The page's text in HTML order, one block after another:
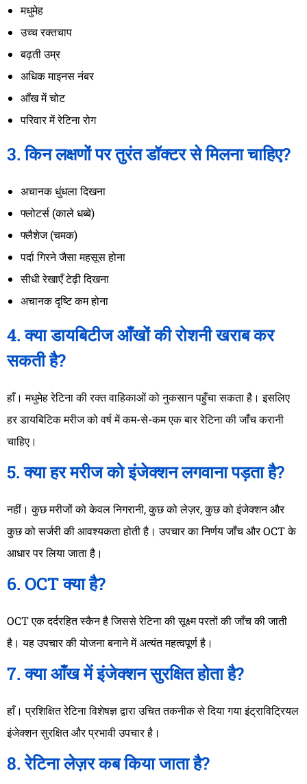
मधुमेह
उच्च रक्तचाप
बढ़ती उम्र
अधिक माइनस नंबर
आँख में चोट
परिवार में रेटिना रोग
3. किन लक्षणों पर तुरंत डॉक्टर से मिलना चाहिए?
अचानक धुंधला दिखना
फ्लोटर्स (काले धब्बे)
फ्लैशेज (चमक)
पर्दा गिरने जैसा महसूस होना
सीधी रेखाएँ टेढ़ी दिखना
अचानक दृष्टि कम होना
4. क्या डायबिटीज आँखों की रोशनी खराब कर
सकती है?
हाँ। मधुमेह रेटिना की रक्त वाहिकाओं को नुकसान पहुँचा सकता है। इसलिए
हर डायबिटिक मरीज को वर्ष में कम-से-कम एक बार रेटिना की जाँच करानी
चाहिए।
5. क्या हर मरीज को इंजेक्शन लगवाना पड़ता है?
नहीं। कुछ मरीजों को केवल निगरानी, कुछ को लेज़र, कुछ को इंजेक्शन और
कुछ को सर्जरी की आवश्यकता होती है। उपचार का निर्णय जाँच और OCT के
आधार पर लिया जाता है।
6. OCT क्या है?
OCT एक दर्दरहित स्कैन है जिससे रेटिना की सूक्ष्म परतों की जाँच की जाती
है। यह उपचार की योजना बनाने में अत्यंत महत्वपूर्ण है।
7. क्या आँख में इंजेक्शन सुरक्षित होता है?
हाँ। प्रशिक्षित रेटिना विशेषज्ञ द्वारा उचित तकनीक से दिया गया इंट्राविट्रियल
इंजेक्शन सुरक्षित और प्रभावी उपचार है।
8. रेटिना लेज़र कब किया जाता है?